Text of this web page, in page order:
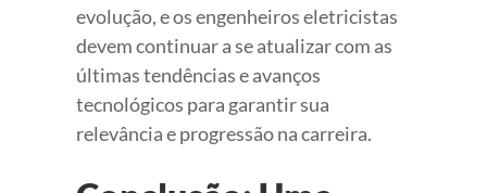
evolução, e os engenheiros eletricistas
devem continuar a se atualizar com as
últimas tendências e avanços
tecnológicos para garantir sua
relevância e progressão na carreira.